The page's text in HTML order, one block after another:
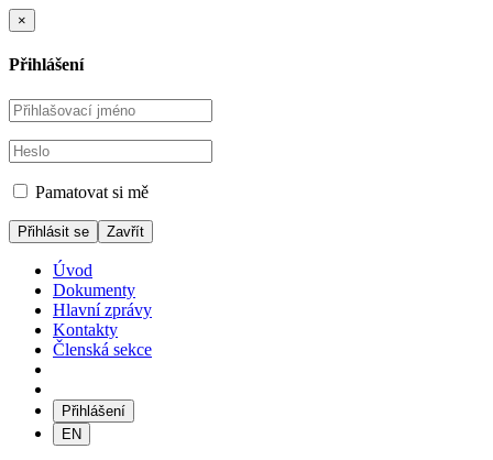
×
Přihlášení
Pamatovat si mě
Zavřít
Úvod
Dokumenty
Hlavní zprávy
Kontakty
Členská sekce
Přihlášení
EN